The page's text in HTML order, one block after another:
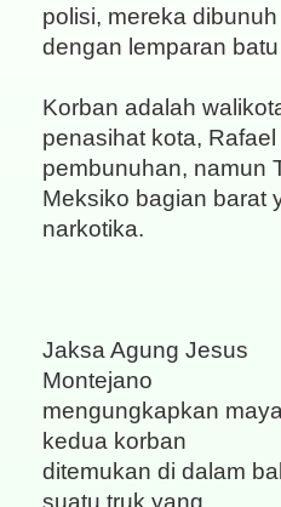
polisi, mereka dibunuh
dengan lemparan
Korban adalah
penasihat kota,
pembunuhan, namun
Meksiko bagian barat
narkotika.
Jaksa Agung Jesus
Montejano
mengungkapkan
kedua korban
ditemukan di dalam
suatu truk yang